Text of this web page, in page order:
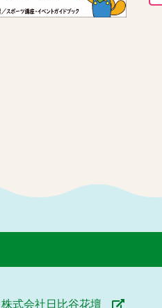
株式会社日比谷花壇